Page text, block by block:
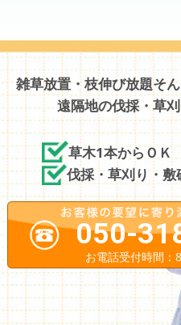
雑草放置・枝伸び放題そ
遠隔地の伐採・草
草木1本からＯＫ
伐採・草刈り・
050-
お電話受付時間